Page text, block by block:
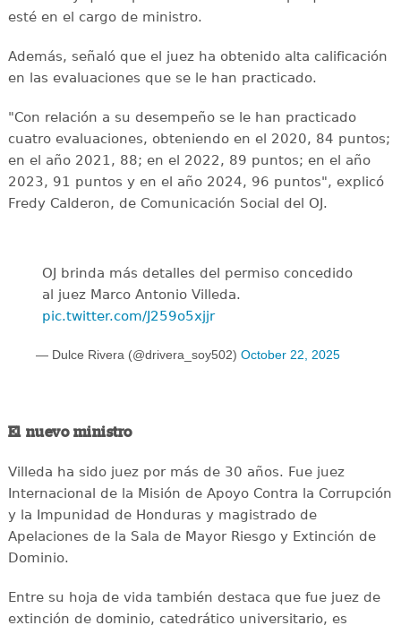
esté en el cargo de ministro.
Además, señaló que el juez ha obtenido alta calificación
en las evaluaciones que se le han practicado.
"Con relación a su desempeño se le han practicado
cuatro evaluaciones, obteniendo en el 2020, 84 puntos;
en el año 2021, 88; en el 2022, 89 puntos; en el año
2023, 91 puntos y en el año 2024, 96 puntos", explicó
Fredy Calderon, de Comunicación Social del OJ.
OJ brinda más detalles del permiso concedido
al juez Marco Antonio Villeda.
pic.twitter.com/J259o5xjjr
— Dulce Rivera (@drivera_soy502) October 22, 2025
El nuevo ministro
Villeda ha sido juez por más de 30 años. Fue juez
Internacional de la Misión de Apoyo Contra la Corrupción
y la Impunidad de Honduras y magistrado de
Apelaciones de la Sala de Mayor Riesgo y Extinción de
Dominio.
Entre su hoja de vida también destaca que fue juez de
extinción de dominio, catedrático universitario, es